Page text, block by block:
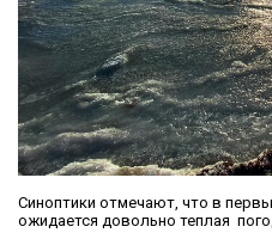
Синоптики отмечают, что в
ожидается довольно теплая